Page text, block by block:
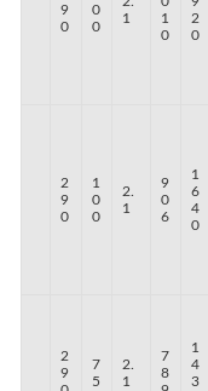
9
0
0
0
1
1
0
2
0
2
9
0
1
0
0
2.
1
9
0
6
1
6
4
0
2
9
7
5
2.
1
7
8
1
4
3